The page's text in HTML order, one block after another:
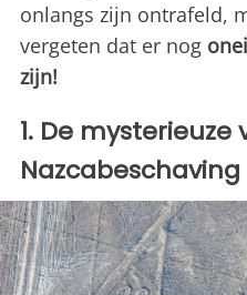
onlangs zijn ontrafeld,
vergeten dat er nog
zijn!
1. De
Nazcabeschaving